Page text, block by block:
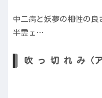
中二病と妖夢の相性の良
半霊ェ…
吹 っ 切 れ み（ア